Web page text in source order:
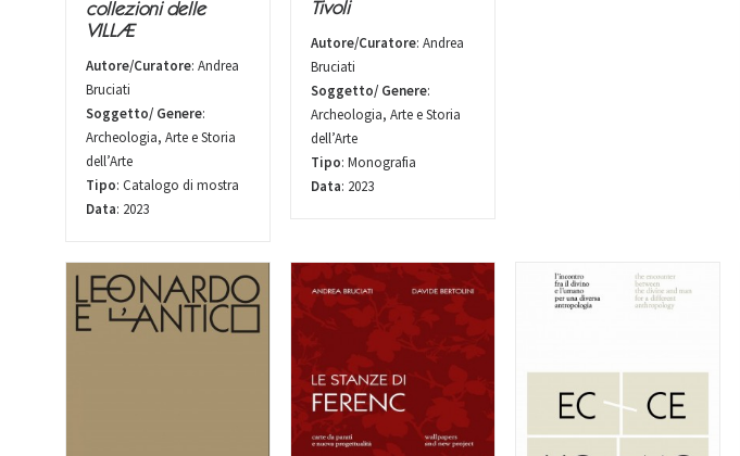
collezioni delle
VILLÆ
Autore/Curatore: Andrea
Bruciati
Soggetto/ Genere:
Archeologia, Arte e Storia
dell’Arte
Tipo: Catalogo di mostra
Data: 2023
Tivoli
Autore/Curatore: Andrea
Bruciati
Soggetto/ Genere:
Archeologia, Arte e Storia
dell’Arte
Tipo: Monografia
Data: 2023